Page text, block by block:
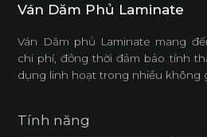
Ván Dăm Phủ Laminate
Ván Dăm phủ Laminate mang
chi phí, đồng thời đảm bảo tính
dụng linh hoạt trong nhiều không
Tính năng